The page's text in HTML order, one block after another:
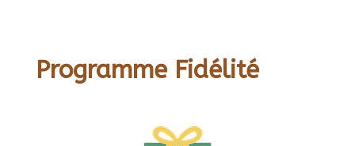
Programme Fidélité